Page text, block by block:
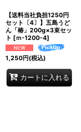
【送料当社負担1250円
セット〔4〕】五島うど
ん「椿」200g×3束セッ
ト [ｍ-1200-4]
1,250円(税込)
カートに入れる